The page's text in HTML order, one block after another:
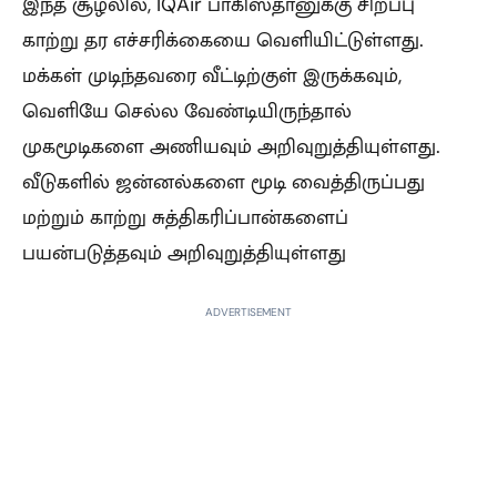
காற்று தர எச்சரிக்கையை வெளியிட்டுள்ளது.
மக்கள் முடிந்தவரை வீட்டிற்குள் இருக்கவும்,
வெளியே செல்ல வேண்டியிருந்தால்
முகமூடிகளை அணியவும் அறிவுறுத்தியுள்ளது.
வீடுகளில் ஜன்னல்களை மூடி வைத்திருப்பது
மற்றும் காற்று சுத்திகரிப்பான்களைப்
பயன்படுத்தவும் அறிவுறுத்தியுள்ளது
ADVERTISEMENT